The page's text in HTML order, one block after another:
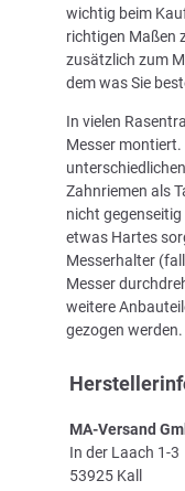
wichtig beim
richtigen Maßen
zusätzlich zum
dem was Sie
In vielen
Messer montiert.
Zahnriemen als
nicht
etwas Hartes
Messerhalter
Messer
weitere
gezogen werden.
MA-Versand
In der Laach 1-3
53925 Kall